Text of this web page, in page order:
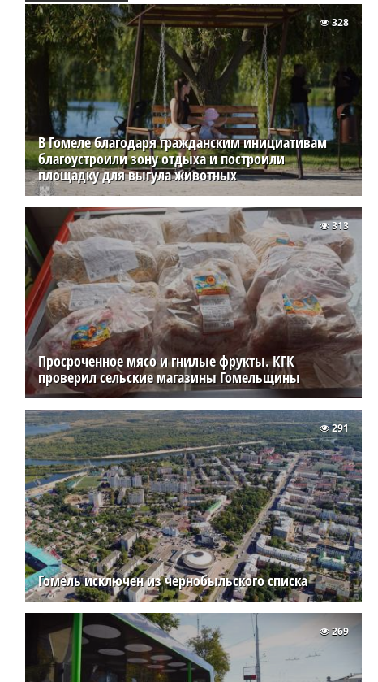
В Гомеле благодаря гражданским инициативам
благоустроили зону отдыха и построили
площадку для выгула животных
328
Просроченное мясо и гнилые фрукты. КГК
проверил сельские магазины Гомельщины
313
Гомель исключен из чернобыльского списка
291
269